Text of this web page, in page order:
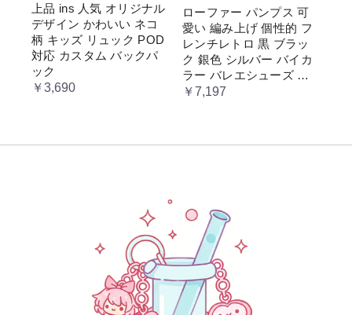
上品 ins 人気 オリジナル
デザイン かわいい ネコ
柄 キッズ リュック POD
対応 カスタム バックパ
ック
￥3,690
ローファー パンプス 可
愛い 編み上げ 個性的 フ
レンチレトロ 黒 ブラッ
ク 銀色 シルバー バイカ
ラー バレエシューズ 変
形ヒール 3.5cm ガーリー
￥7,197